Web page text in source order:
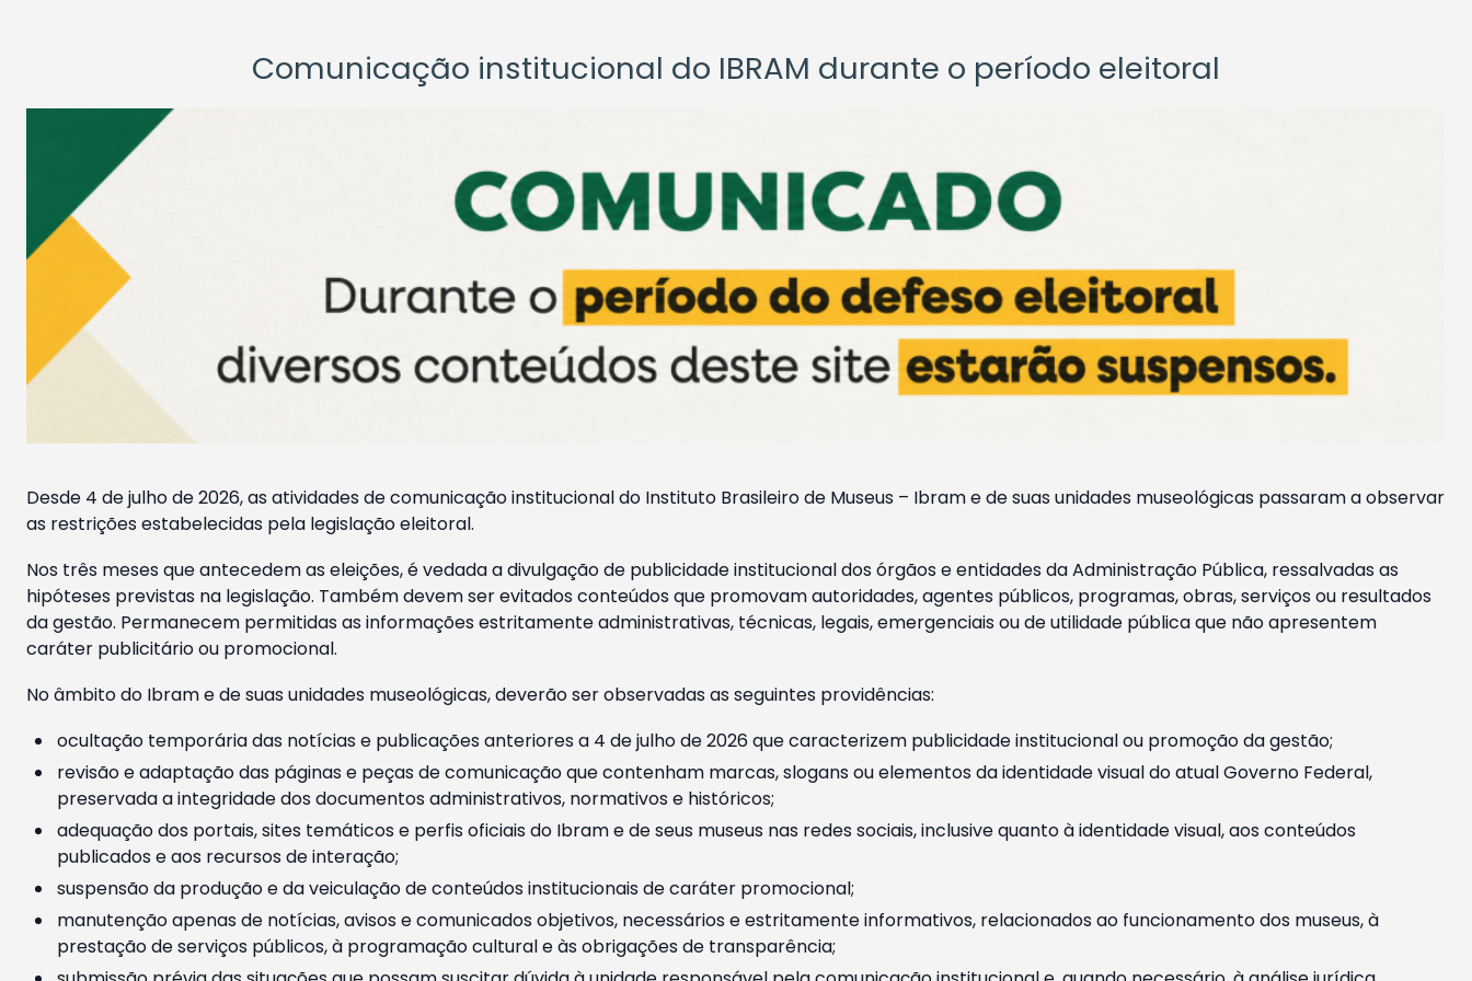
Comunicação institucional do IBRAM durante o período eleitoral
Desde 4 de julho de 2026, as atividades de comunicação institucional do Instituto Brasileiro de Museus – Ibram e de suas unidades museológicas passaram a observar
as restrições estabelecidas pela legislação eleitoral.
Nos três meses que antecedem as eleições, é vedada a divulgação de publicidade institucional dos órgãos e entidades da Administração Pública, ressalvadas as
hipóteses previstas na legislação. Também devem ser evitados conteúdos que promovam autoridades, agentes públicos, programas, obras, serviços ou resultados
da gestão. Permanecem permitidas as informações estritamente administrativas, técnicas, legais, emergenciais ou de utilidade pública que não apresentem
caráter publicitário ou promocional.
No âmbito do Ibram e de suas unidades museológicas, deverão ser observadas as seguintes providências:
ocultação temporária das notícias e publicações anteriores a 4 de julho de 2026 que caracterizem publicidade institucional ou promoção da gestão;
revisão e adaptação das páginas e peças de comunicação que contenham marcas, slogans ou elementos da identidade visual do atual Governo Federal,
preservada a integridade dos documentos administrativos, normativos e históricos;
adequação dos portais, sites temáticos e perfis oficiais do Ibram e de seus museus nas redes sociais, inclusive quanto à identidade visual, aos conteúdos
publicados e aos recursos de interação;
suspensão da produção e da veiculação de conteúdos institucionais de caráter promocional;
manutenção apenas de notícias, avisos e comunicados objetivos, necessários e estritamente informativos, relacionados ao funcionamento dos museus, à
prestação de serviços públicos, à programação cultural e às obrigações de transparência;